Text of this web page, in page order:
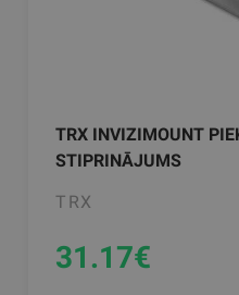
TRX INVIZIMOUNT
STIPRINĀJUMS
TRX
31.17€